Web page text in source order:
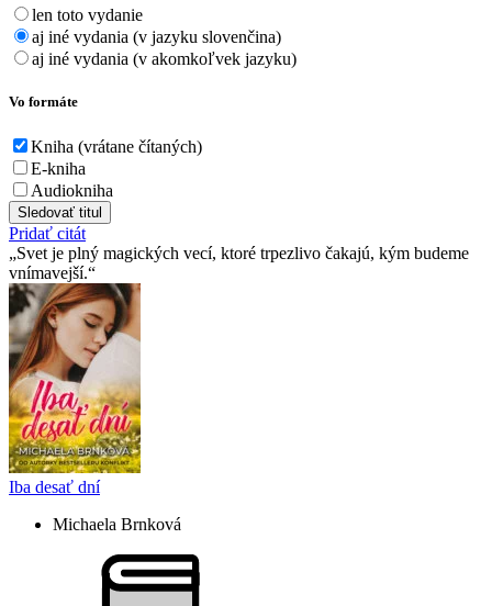
len toto vydanie
aj iné vydania (v jazyku slovenčina)
aj iné vydania (v akomkoľvek jazyku)
Vo formáte
Kniha (vrátane čítaných)
E-kniha
Audiokniha
Sledovať titul
Pridať citát
Svet je plný magických vecí, ktoré trpezlivo čakajú, kým budeme
vnímavejší.
Iba desať dní
Michaela Brnková